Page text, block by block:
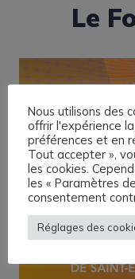
Le
Nous utilisons des
offrir l'expérience
préférences et en
Tout accepter »,
les cookies.
les « Paramètres
consentement
Réglages des